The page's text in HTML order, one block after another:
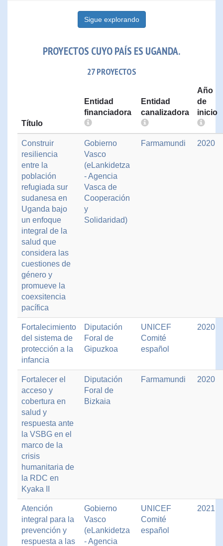
Sigue explorando
PROYECTOS CUYO PAÍS ES UGANDA.
27 PROYECTOS
Título
Entidad
financiadora
Entidad
canalizadora
Año
de
inicio
Construir
resiliencia
entre la
población
refugiada sur
sudanesa en
Uganda bajo
un enfoque
integral de la
salud que
considera las
cuestiones de
género y
promueve la
coexsitencia
pacífica
Gobierno
Vasco
(eLankidetza
- Agencia
Vasca de
Cooperación
y
Solidaridad)
Farmamundi 2020
Fortalecimiento
del sistema de
protección a la
infancia
Diputación
Foral de
Gipuzkoa
UNICEF
Comité
español
2020
Fortalecer el
acceso y
cobertura en
salud y
respuesta ante
la VSBG en el
marco de la
crisis
humanitaria de
la RDC en
Kyaka II
Diputación
Foral de
Bizkaia
Farmamundi 2020
Atención
integral para la
prevención y
respuesta a las
Gobierno
Vasco
(eLankidetza
- Agencia
UNICEF
Comité
español
2021